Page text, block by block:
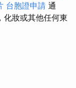
台胞證申請 通
化妝或其他任何東